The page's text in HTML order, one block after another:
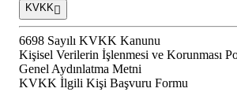
KVKK
6698 Sayılı KVKK Kanunu
Kişisel Verilerin İşlenmesi ve Korunması
Genel Aydınlatma Metni
KVKK İlgili Kişi Başvuru Formu